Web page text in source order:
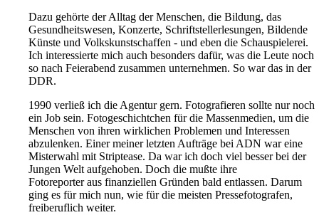
Dazu gehörte der Alltag der Menschen, die Bildung, das
Gesundheitswesen, Konzerte, Schriftstellerlesungen, Bildende
Künste und Volkskunstschaffen - und eben die Schauspielerei.
Ich interessierte mich auch besonders dafür, was die Leute noch
so nach Feierabend zusammen unternehmen. So war das in der
DDR.
1990 verließ ich die Agentur gern. Fotografieren sollte nur noch
ein Job sein. Fotogeschichtchen für die Massenmedien, um die
Menschen von ihren wirklichen Problemen und Interessen
abzulenken. Einer meiner letzten Aufträge bei ADN war eine
Misterwahl mit Striptease. Da war ich doch viel besser bei der
Jungen Welt aufgehoben. Doch die mußte ihre
Fotoreporter aus finanziellen Gründen bald entlassen. Darum
ging es für mich nun, wie für die meisten Pressefotografen,
freiberuflich weiter.